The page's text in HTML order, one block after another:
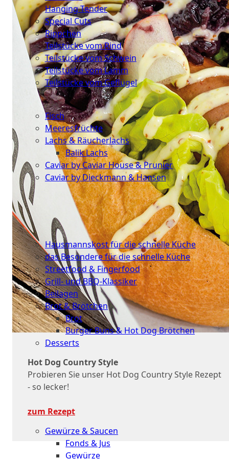
Hanging Tender
Special Cuts
Rippchen
Teilstücke vom Rind
Teilstücke vom Schwein
Teilstücke vom Lamm
Teilstücke vom Geflügel
Seafood
Fisch
Meeresfrüchte
Lachs & Räucherlachs
Balik Lachs
Caviar by Caviar House & Prunier
Caviar by Dieckmann & Hansen
Probierpakete
Schnelle
Küche
Hausmannskost für die schnelle Küche
das Besondere für die schnelle Küche
Streetfood & Fingerfood
Grill- und BBQ-Klassiker
Beilagen
Brot & Brötchen
Brot
Burger Buns & Hot Dog Brötchen
Desserts
Neu
Sale
dazu
Gewürze & Saucen
Fonds & Jus
Gewürze
Hot Dog Country Style
Probieren Sie unser Hot Dog Country Style Rezept
- so lecker!
zum Rezept